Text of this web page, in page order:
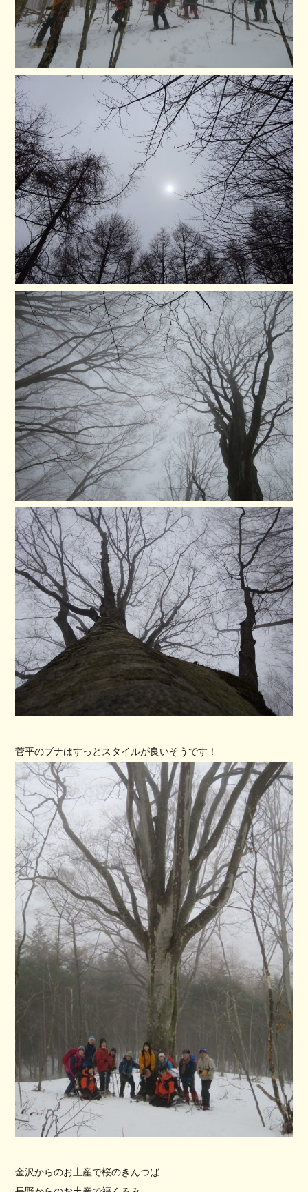
菅平のブナはすっとスタイルが良いそうです！
金沢からのお土産で桜のきんつば